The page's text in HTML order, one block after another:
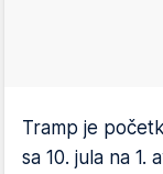
Tramp je
sa 10. jula na 1.